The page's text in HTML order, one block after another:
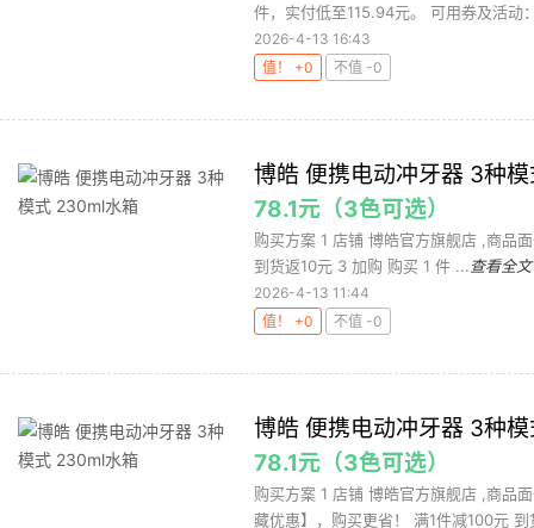
件，实付低至115.94元。 可用券及活动
2026-4-13 16:43
值！ +0
不值 -0
博皓 便携电动冲牙器 3种
78.1元（3色可选）
购买方案 1 店铺 博皓官方旗舰店 ,商品
到货返10元 3 加购 购买 1 件 ... 查看全文
2026-4-13 11:44
值！ +0
不值 -0
博皓 便携电动冲牙器 3种
78.1元（3色可选）
购买方案 1 店铺 博皓官方旗舰店 ,商品
藏优惠】，购买更省！ 满1件减100元 到